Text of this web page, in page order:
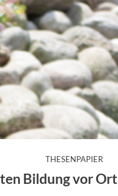
THESENPAPIER:
Bildung vor Ort